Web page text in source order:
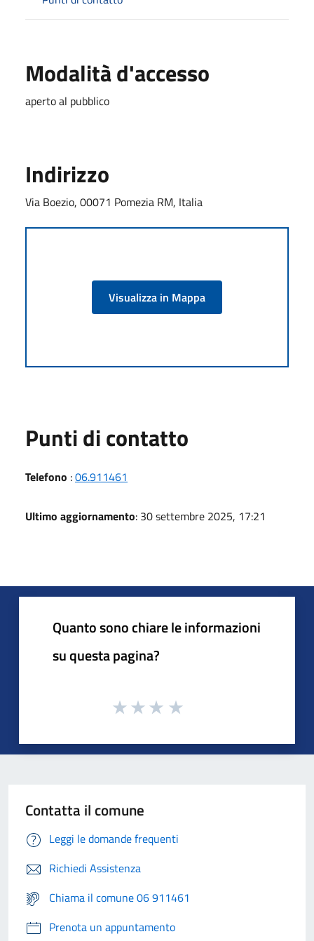
Modalità d'accesso
aperto al pubblico
Indirizzo
Via Boezio, 00071 Pomezia RM, Italia
Visualizza in Mappa
Punti di contatto
Telefono :06.911461
Ultimo aggiornamento: 30 settembre 2025, 17:21
Quanto sono chiare le informazioni
su questa pagina?
Contatta il comune
Leggi le domande frequenti
Richiedi Assistenza
Chiama il comune 06 911461
Prenota un appuntamento